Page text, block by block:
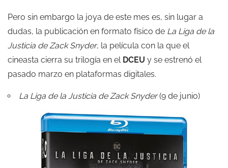
Pero sin embargo la joya de este mes es, sin lugar a
dudas, la publicación en formato físico de La Liga de la
Justicia de Zack Snyder, la película con la que el
cineasta cierra su trilogía en el DCEU y se estrenó el
pasado marzo en plataformas digitales.
La Liga de la Justicia de Zack Snyder(9 de junio)